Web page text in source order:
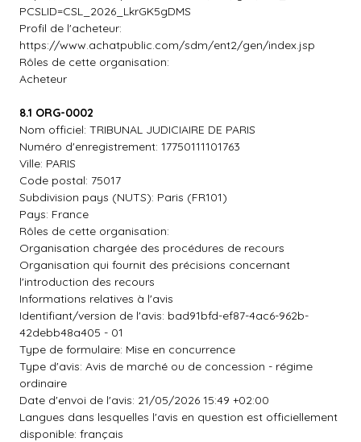
PCSLID=CSL_2026_LkrGK5gDMS
Profil de l'acheteur:
https://www.achatpublic.com/sdm/ent2/gen/index.jsp
Rôles de cette organisation:
Acheteur
8.1 ORG-0002
Nom officiel: TRIBUNAL JUDICIAIRE DE PARIS
Numéro d'enregistrement: 17750111101763
Ville: PARIS
Code postal: 75017
Subdivision pays (NUTS): Paris (FR101)
Pays: France
Rôles de cette organisation:
Organisation chargée des procédures de recours
Organisation qui fournit des précisions concernant
l'introduction des recours
Informations relatives à l'avis
Identifiant/version de l'avis: bad91bfd-ef87-4ac6-962b-
42debb48a405 - 01
Type de formulaire: Mise en concurrence
Type d'avis: Avis de marché ou de concession - régime
ordinaire
Date d'envoi de l'avis: 21/05/2026 15:49 +02:00
Langues dans lesquelles l'avis en question est officiellement
disponible: français